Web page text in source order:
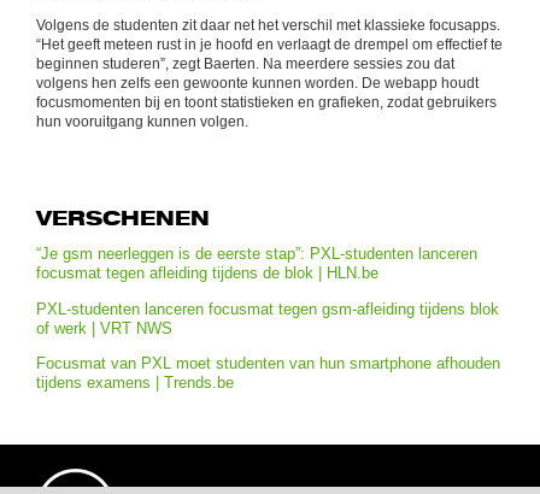
Volgens de studenten zit daar net het verschil met klassieke focusapps.
“Het geeft meteen rust in je hoofd en verlaagt de drempel om effectief te
beginnen studeren”, zegt Baerten. Na meerdere sessies zou dat
volgens hen zelfs een gewoonte kunnen worden. De webapp houdt
focusmomenten bij en toont statistieken en grafieken, zodat gebruikers
hun vooruitgang kunnen volgen.
VERSCHENEN
“Je gsm neerleggen is de eerste stap”: PXL-studenten lanceren
focusmat tegen afleiding tijdens de blok | HLN.be
PXL-studenten lanceren focusmat tegen gsm-afleiding tijdens blok
of werk | VRT NWS
Focusmat van PXL moet studenten van hun smartphone afhouden
tijdens examens | Trends.be